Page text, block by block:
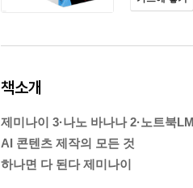
책소개
제미나이 3·나노 바나나 2·노트북
AI 콘텐츠 제작의 모든 것
하나면 다 된다 제미나이